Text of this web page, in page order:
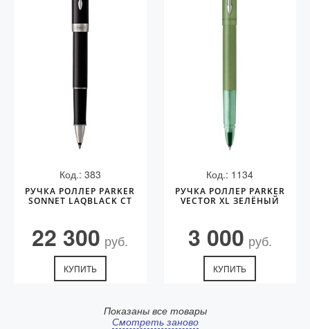
Код.: 383
РУЧКА РОЛЛЕР PARKER
SONNET LAQBLACK СT
22 300 руб.
КУПИТЬ
Код.: 1134
РУЧКА РОЛЛЕР PARKER
VECTOR XL ЗЕЛЁНЫЙ
3 000 руб.
КУПИТЬ
Показаны все товары
Смотреть заново